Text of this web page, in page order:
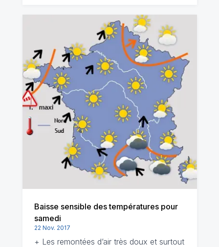
Baisse sensible des températures pour
samedi
22 Nov. 2017
+ Les remontées d’air très doux et surtout